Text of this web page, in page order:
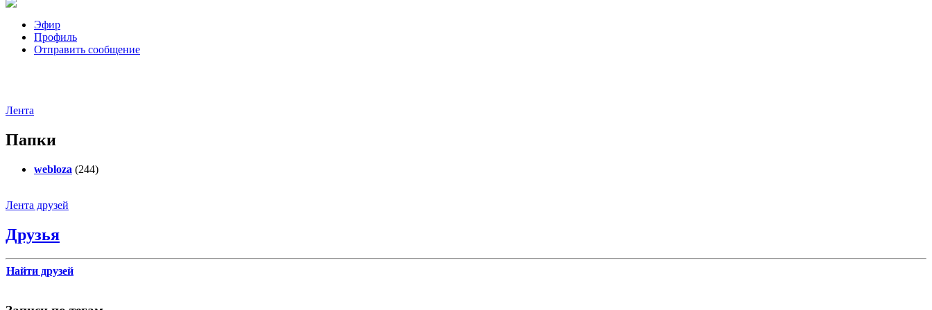
Эфир
Профиль
Отправить сообщение
Лента
Папки
webloza (244)
Лента друзей
Друзья
Найти друзей